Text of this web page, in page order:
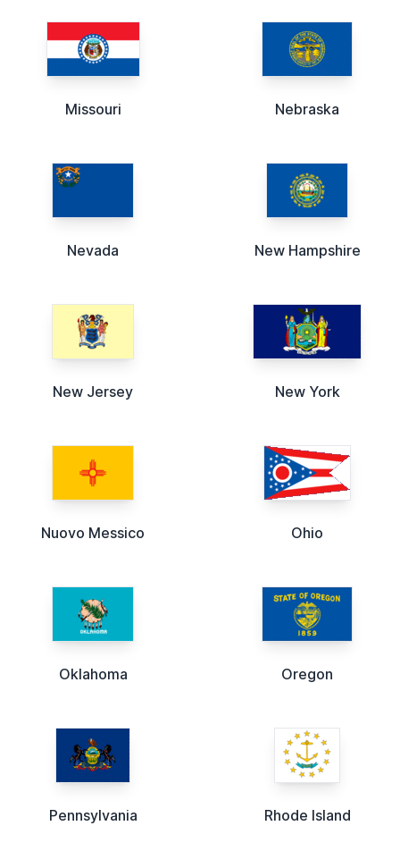
Missouri Nebraska
Nevada New Hampshire
New Jersey New York
Nuovo Messico Ohio
Oklahoma Oregon
Pennsylvania Rhode Island